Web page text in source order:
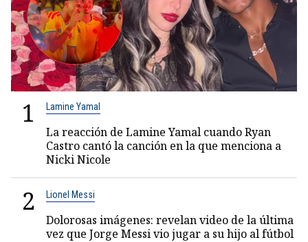
1 Lamine Yamal
La reacción de Lamine Yamal cuando Ryan
Castro cantó la canción en la que menciona a
Nicki Nicole
2 Lionel Messi
Dolorosas imágenes: revelan video de la última
vez que Jorge Messi vio jugar a su hijo al fútbol